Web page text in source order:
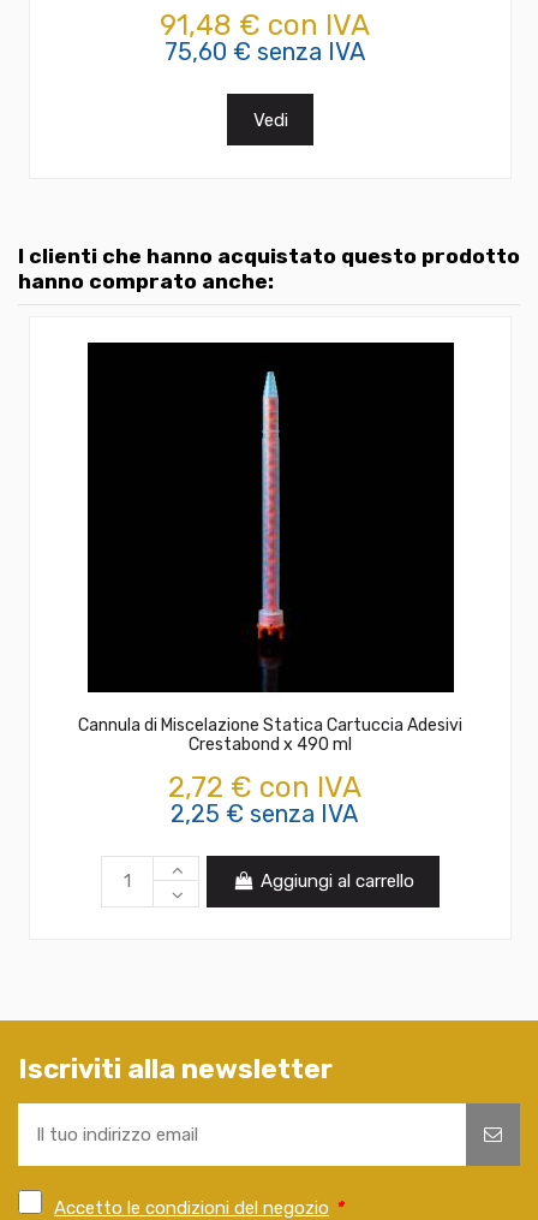
91,48 € con IVA
75,60 € senza IVA
Vedi
I clienti che hanno acquistato questo prodotto
hanno comprato anche:
Cannula di Miscelazione Statica Cartuccia Adesivi
Crestabond x 490 ml
2,72 € con IVA
2,25 € senza IVA
Aggiungi al carrello
Iscriviti alla newsletter
Accetto le condizioni del negozio *